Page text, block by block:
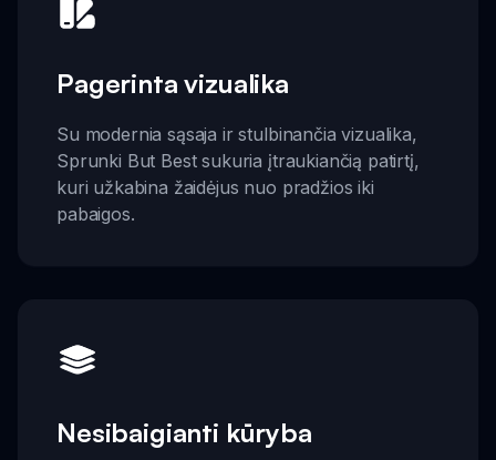
Pagerinta vizualika
Su modernia sąsaja ir stulbinančia vizualika,
Sprunki But Best sukuria įtraukiančią patirtį,
kuri užkabina žaidėjus nuo pradžios iki
pabaigos.
Nesibaigianti kūryba